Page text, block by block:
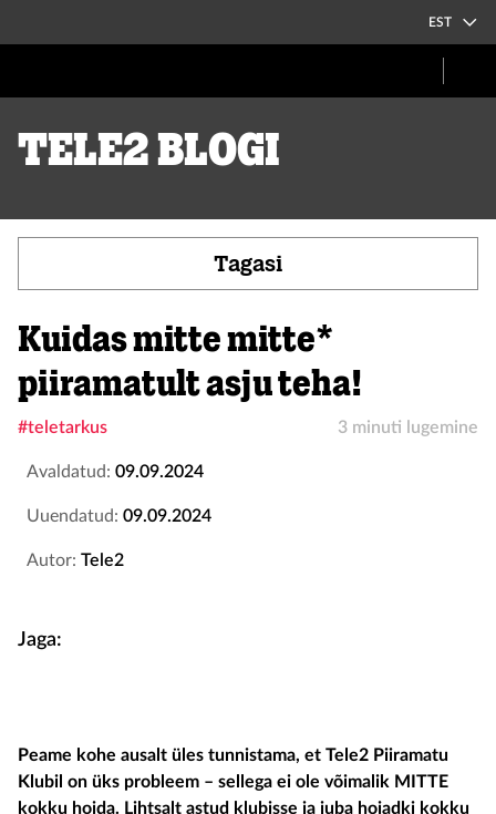
EST
Tele2 blogi
Tagasi
Kuidas mitte mitte*
piiramatult asju teha!
#teletarkus 3 minuti lugemine
Avaldatud: 09.09.2024
Uuendatud: 09.09.2024
Autor: Tele2
Jaga:
Peame kohe ausalt üles tunnistama, et Tele2 Piiramatu
Klubil on üks probleem – sellega ei ole võimalik MITTE
kokku hoida. Lihtsalt astud klubisse ja juba hoiadki kokku